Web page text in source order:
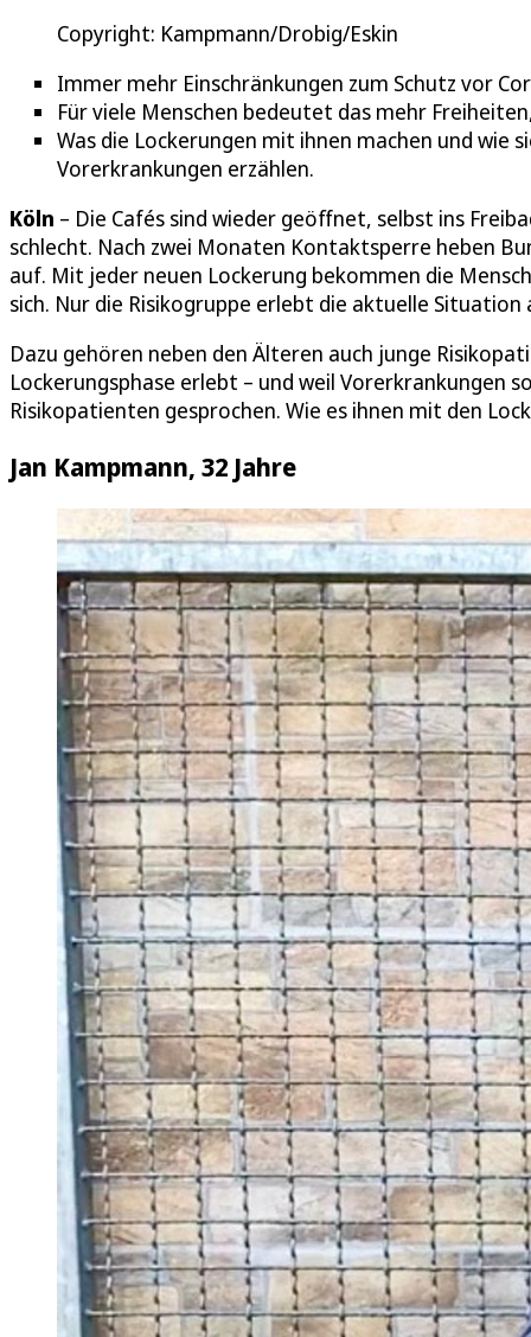
Copyright: Kampmann/Drobig/Eskin
Immer mehr Einschränkungen zum Schutz vor
Für viele Menschen bedeutet das mehr
Was die Lockerungen mit ihnen machen und wie
Vorerkrankungen erzählen.
Köln – Die Cafés sind wieder geöffnet, selbst ins
schlecht. Nach zwei Monaten Kontaktsperre heben
auf. Mit jeder neuen Lockerung bekommen die
sich. Nur die Risikogruppe erlebt die aktuelle Situation
Dazu gehören neben den Älteren auch junge
Lockerungsphase erlebt – und weil Vorerkrankungen
Risikopatienten gesprochen. Wie es ihnen mit den
Jan Kampmann, 32 Jahre